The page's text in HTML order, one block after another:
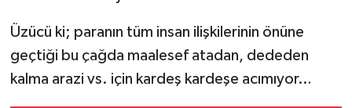
Üzücü ki; paranın tüm insan ilişkilerinin önüne
geçtiği bu çağda maalesef atadan, dededen
kalma arazi vs. için kardeş kardeşe acımıyor…